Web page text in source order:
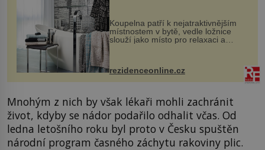
Koupelna patří k nejatraktivnějším
místnostem v bytě, vedle ložnice
slouží jako místo pro relaxaci a
odpočinek. Koupelnový textil –
ručníky, osušky a koberečky –
mohou jako mávnutím kouzelného
proutku...
rezidenceonline.cz
Mnohým z nich by však lékaři mohli zachránit
život, kdyby se nádor podařilo odhalit včas. Od
ledna letošního roku byl proto v Česku spuštěn
národní program časného záchytu rakoviny plic.